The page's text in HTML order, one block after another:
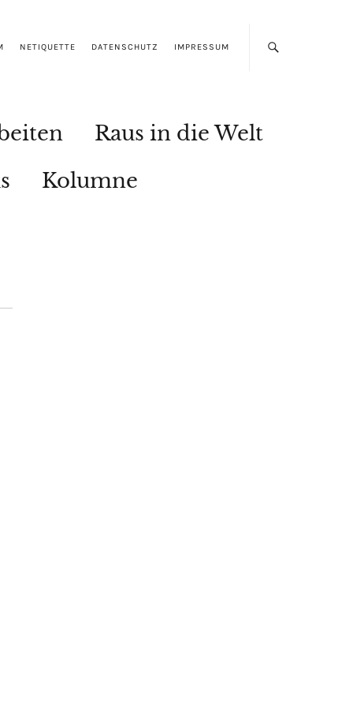
NETIQUETTE DATENSCHUTZ IMPRESSUM
Raus in die Welt
Kolumne